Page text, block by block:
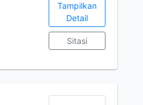
Tampilkan
Detail
Sitasi